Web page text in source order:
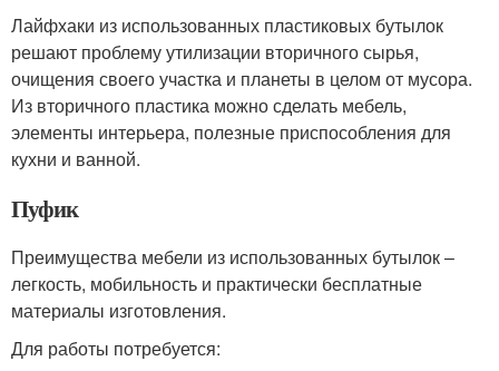
Лайфхаки из использованных пластиковых бутылок
решают проблему утилизации вторичного сырья,
очищения своего участка и планеты в целом от мусора.
Из вторичного пластика можно сделать мебель,
элементы интерьера, полезные приспособления для
кухни и ванной.
Пуфик
Преимущества мебели из использованных бутылок –
легкость, мобильность и практически бесплатные
материалы изготовления.
Для работы потребуется: